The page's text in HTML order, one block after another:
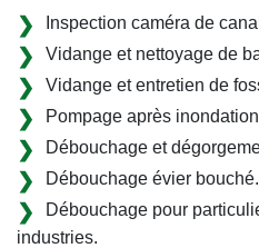
Inspection caméra de
Vidange et nettoyage de
Vidange et entretien de
Pompage après
Débouchage et
Débouchage évier bouché.
Débouchage pour
industries.